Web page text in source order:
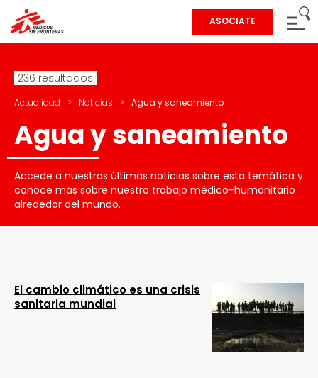
ASOCIATE
236 resultados
Actualidad > Noticias > Agua y saneamiento
Agua y saneamiento
Accede a nuestras últimas noticias sobre esta temática y
conoce más sobre nuestro trabajo médico-humanitario
alrededor del mundo.
El cambio climático es una crisis
sanitaria mundial